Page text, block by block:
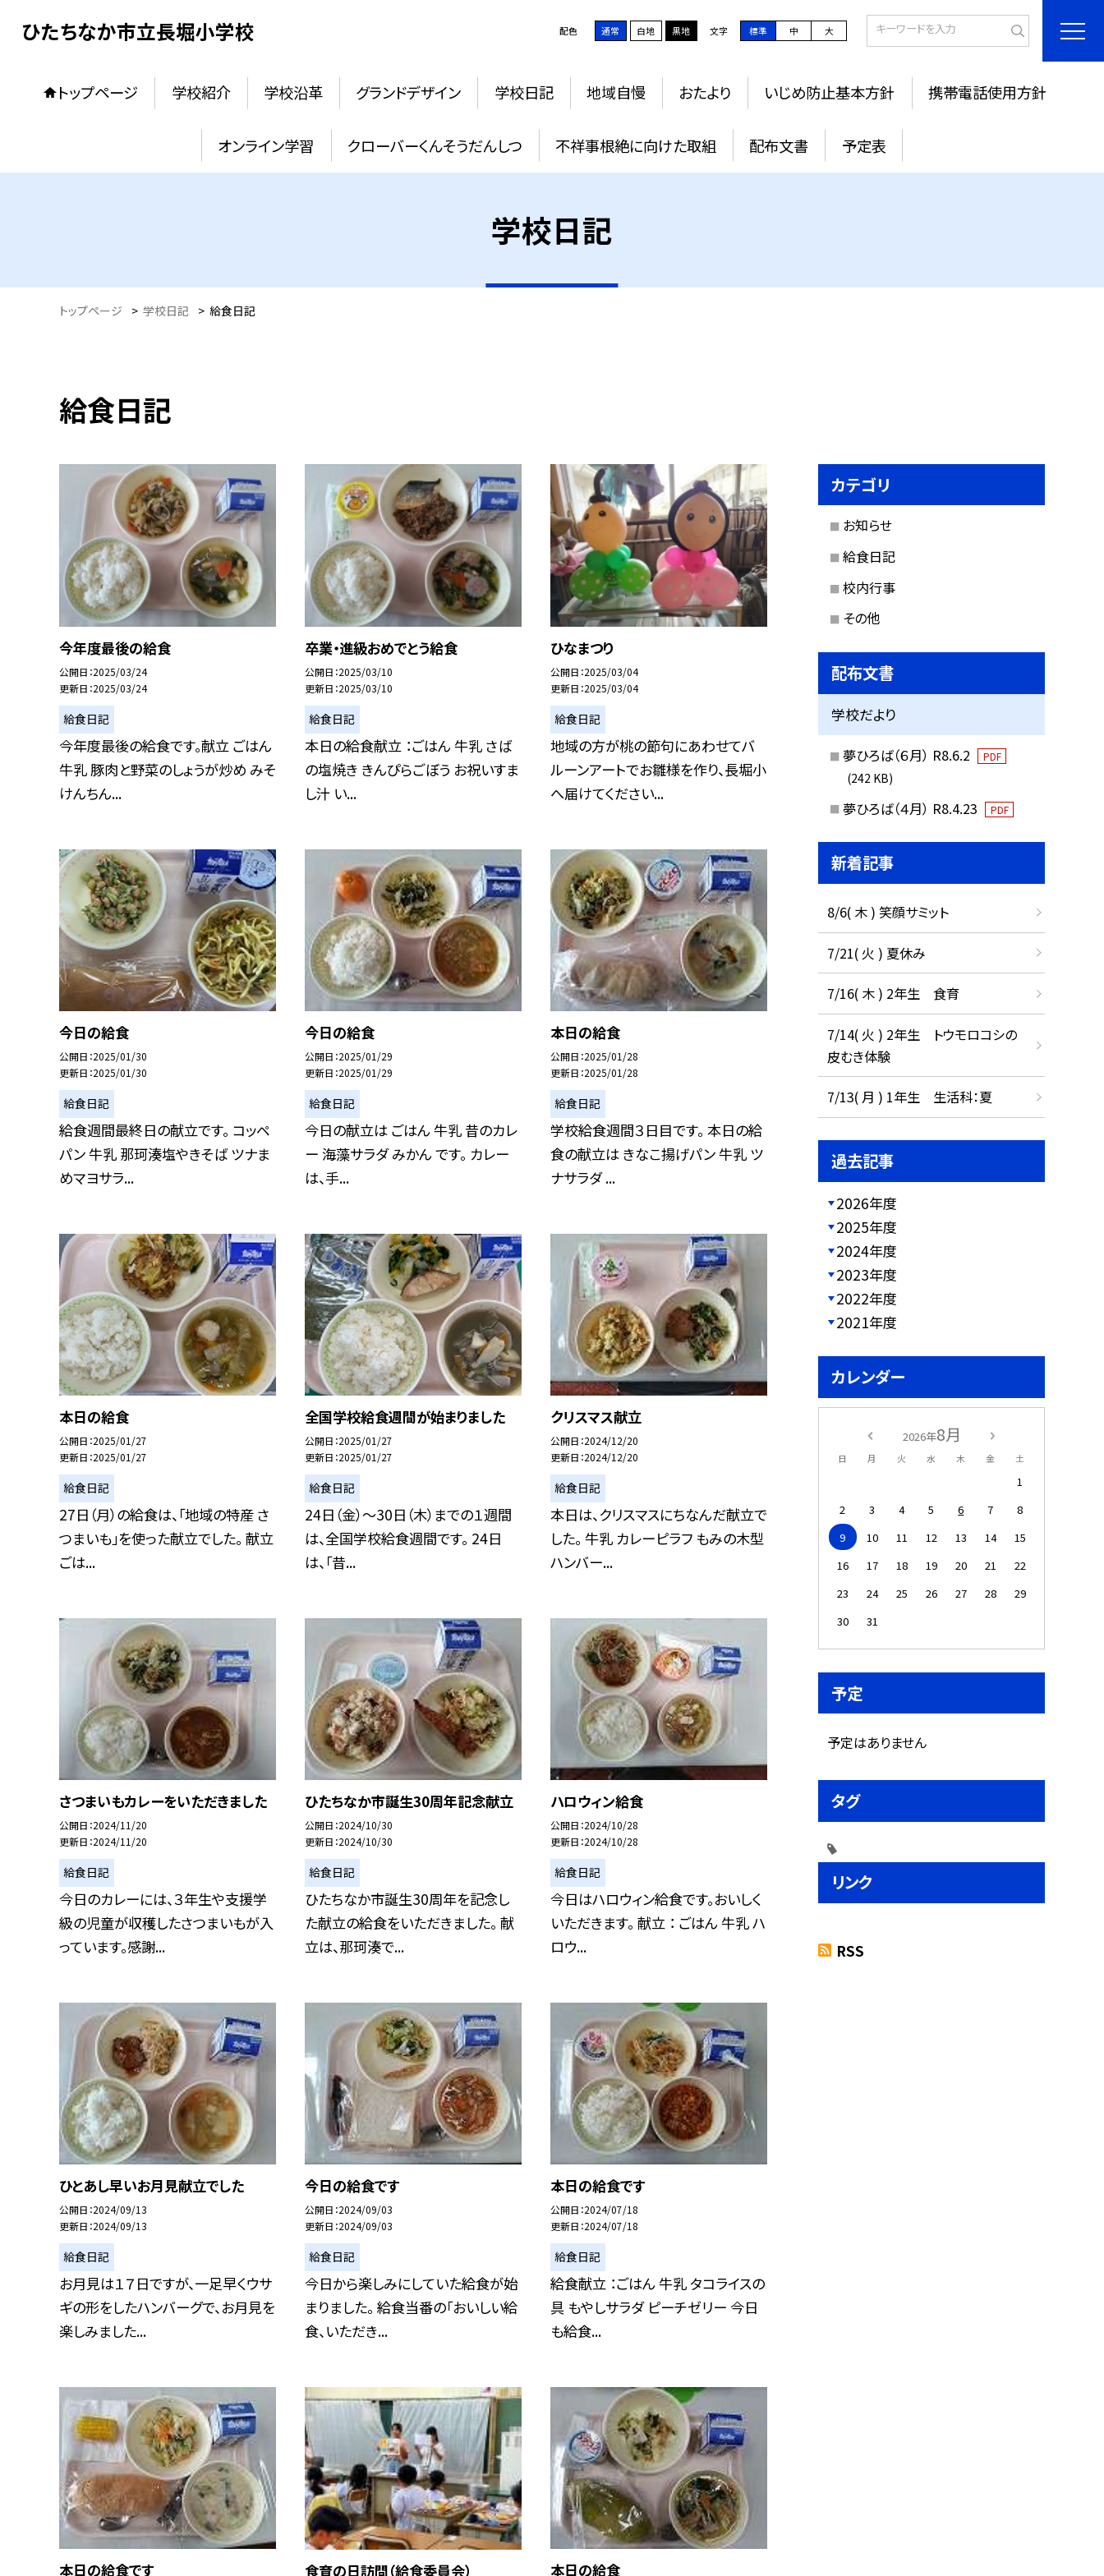
ひたちなか市立長堀小学校 配色 通常 白地 黒地 文字 標準 中 大
トップページ 学校紹介 学校沿革 グランドデザイン 学校日記 地域自慢 おたより いじめ防止基本方針 携帯電話使用方針
オンライン学習 クローバーくんそうだんしつ 不祥事根絶に向けた取組 配布文書 予定表
学校日記
トップページ > 学校日記 > 給食日記
給食日記
今年度最後の給食
公開日 2025/03/24
更新日 2025/03/24
給食日記
今年度最後の給食です。献立 ごはん
牛乳 豚肉と野菜のしょうが炒め みそ
けんちん...
卒業・進級おめでとう給食
公開日 2025/03/10
更新日 2025/03/10
給食日記
本日の給食献立 ：ごはん 牛乳 さば
の塩焼き きんぴらごぼう お祝いすま
し汁 い...
ひなまつり
公開日 2025/03/04
更新日 2025/03/04
給食日記
地域の方が桃の節句にあわせてバ
ルーンアートでお雛様を作り、長堀小
へ届けてください...
今日の給食
公開日 2025/01/30
更新日 2025/01/30
給食日記
給食週間最終日の献立です。 コッペ
パン 牛乳 那珂湊塩やきそば ツナま
めマヨサラ...
今日の給食
公開日 2025/01/29
更新日 2025/01/29
給食日記
今日の献立は ごはん 牛乳 昔のカレ
ー 海藻サラダ みかん です。 カレー
は、手...
本日の給食
公開日 2025/01/28
更新日 2025/01/28
給食日記
学校給食週間３日目です。 本日の給
食の献立は きなこ揚げパン 牛乳 ツ
ナサラダ ...
本日の給食
公開日 2025/01/27
更新日 2025/01/27
給食日記
27日（月）の給食は、「地域の特産 さ
つまいも」を使った献立でした。 献立
ごは...
全国学校給食週間が始まりました
公開日 2025/01/27
更新日 2025/01/27
給食日記
24日（金）〜30日（木）までの１週間
は、全国学校給食週間です。 24日
は、「昔...
クリスマス献立
公開日 2024/12/20
更新日 2024/12/20
給食日記
本日は、クリスマスにちなんだ献立で
した。 牛乳 カレーピラフ もみの木型
ハンバー...
さつまいもカレーをいただきました
公開日 2024/11/20
更新日 2024/11/20
給食日記
今日のカレーには、３年生や支援学
級の児童が収穫したさつまいもが入
っています。感謝...
ひたちなか市誕生30周年記念献立
公開日 2024/10/30
更新日 2024/10/30
給食日記
ひたちなか市誕生30周年を記念し
た献立の給食をいただきました。 献
立は、那珂湊で...
ハロウィン給食
公開日 2024/10/28
更新日 2024/10/28
給食日記
今日はハロウィン給食です。おいしく
いただきます。 献立 ： ごはん 牛乳 ハ
ロウ...
ひとあし早いお月見献立でした
公開日 2024/09/13
更新日 2024/09/13
給食日記
お月見は１７日ですが、一足早くウサ
ギの形をしたハンバーグで、お月見を
楽しみました...
今日の給食です
公開日 2024/09/03
更新日 2024/09/03
給食日記
今日から楽しみにしていた給食が始
まりました。 給食当番の「おいしい給
食、いただき...
本日の給食です
公開日 2024/07/18
更新日 2024/07/18
給食日記
給食献立 ：ごはん 牛乳 タコライスの
具 もやしサラダ ピーチゼリー 今日
も給食...
本日の給食です 食育の日訪問（給食委員会） 本日の給食
カテゴリ
お知らせ
給食日記
校内行事
その他
配布文書
学校だより
夢ひろば（６月） R8.6.2 PDF
(242 KB)
夢ひろば（４月） R8.4.23 PDF
新着記事
8/6( 木 ) 笑顔サミット
7/21( 火 ) 夏休み
7/16( 木 ) 2年生 食育
7/14( 火 ) 2年生 トウモロコシの
皮むき体験
7/13( 月 ) 1年生 生活科：夏
過去記事
2026年度
2025年度
2024年度
2023年度
2022年度
2021年度
カレンダー
2026年8月
日 月 火 水 木 金 土
1
2
3 4 5 6 7
8
9
10 11 12 13 14
15
16
17 18 19 20 21
22
23
24 25 26 27 28
29
30
31
予定
予定はありません
タグ
リンク
RSS